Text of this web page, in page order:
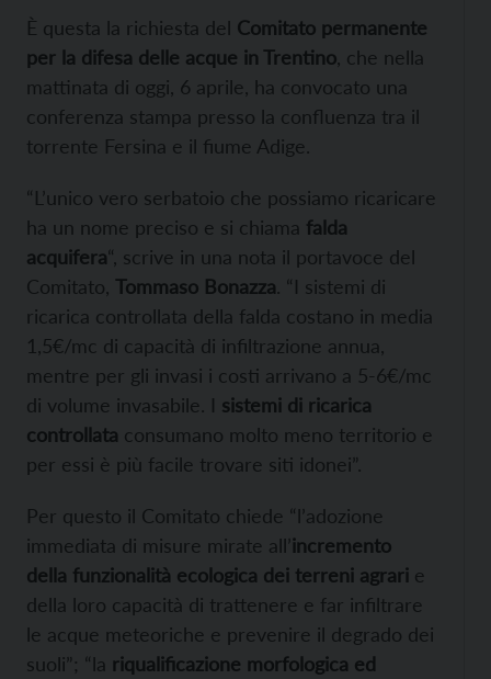
È questa la richiesta del Comitato permanente
per la difesa delle acque in Trentino , che nella
mattinata di oggi, 6 aprile, ha convocato una
conferenza stampa presso la confluenza tra il
torrente Fersina e il fiume Adige.
“L’unico vero serbatoio che possiamo ricaricare
ha un nome preciso e si chiama falda
acquifera“, scrive in una nota il portavoce del
Comitato, Tommaso Bonazza. “I sistemi di
ricarica controllata della falda costano in media
1,5€/mc di capacità di infiltrazione annua,
mentre per gli invasi i costi arrivano a 5-6€/mc
di volume invasabile. I sistemi di ricarica
controllata consumano molto meno territorio e
per essi è più facile trovare siti idonei”.
Per questo il Comitato chiede “l’adozione
immediata di misure mirate all’incremento
della funzionalità ecologica dei terreni agrari e
della loro capacità di trattenere e far infiltrare
le acque meteoriche e prevenire il degrado dei
suoli”; “la riqualificazione morfologica ed